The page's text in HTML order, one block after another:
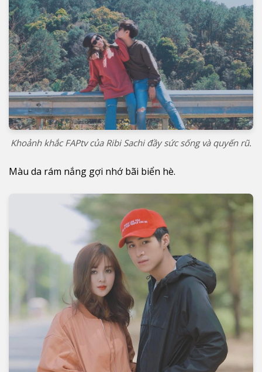
Khoảnh khắc FAPtv của Ribi Sachi đầy sức sống và quyến rũ.
Màu da rám nắng gợi nhớ bãi biển hè.